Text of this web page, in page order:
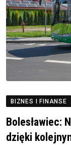
BIZNES I FINANSE
Bolesławiec:
dzięki